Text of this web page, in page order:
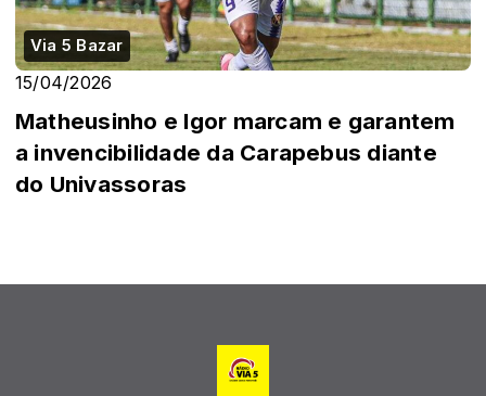
Via 5 Bazar
15/04/2026
Matheusinho e Igor marcam e garantem
a invencibilidade da Carapebus diante
do Univassoras